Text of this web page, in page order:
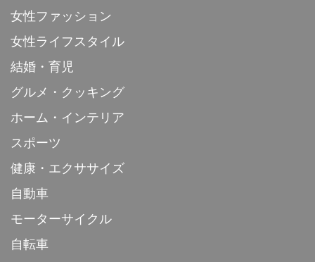
女性ファッション
女性ライフスタイル
結婚・育児
グルメ・クッキング
ホーム・インテリア
スポーツ
健康・エクササイズ
自動車
モーターサイクル
自転車